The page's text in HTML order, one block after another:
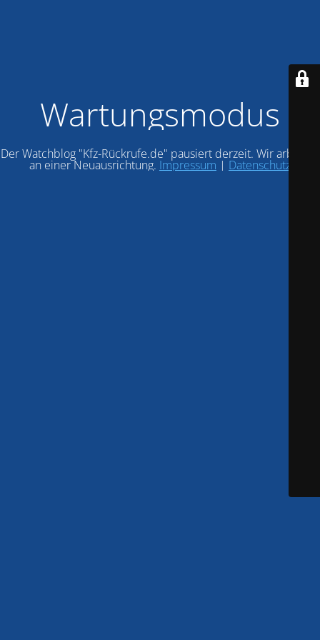
Wartungsmodus
Der Watchblog "Kfz-Rückrufe.de" pausiert derzeit. Wir arbeiten
an einer Neuausrichtung. Impressum | Datenschutz